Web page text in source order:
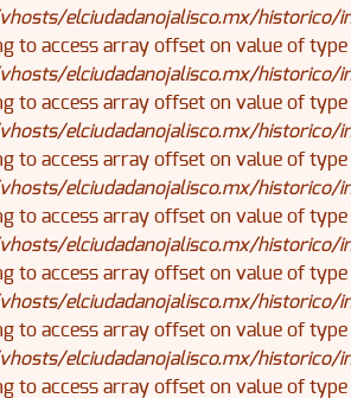
elciudadanojalisco.mx/historico/
to access array offset on value of
elciudadanojalisco.mx/historico/
to access array offset on value of
elciudadanojalisco.mx/historico/
to access array offset on value of
elciudadanojalisco.mx/historico/
to access array offset on value of
elciudadanojalisco.mx/historico/
to access array offset on value of
elciudadanojalisco.mx/historico/
to access array offset on value of
elciudadanojalisco.mx/historico/
to access array offset on value of